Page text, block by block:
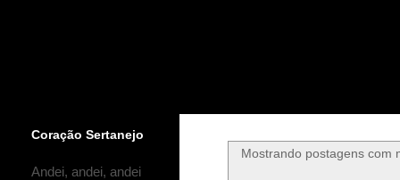
Mostrando postagens com
Coração Sertanejo
Andei, andei, andei